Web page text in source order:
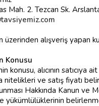
Mah. 2. Tezcan Sk.
alışveriş yapan
Konusu
konusu, alıcının
nitelikleri ve satış fiyatı
Hakkında Kanun
yükümlülüklerinin